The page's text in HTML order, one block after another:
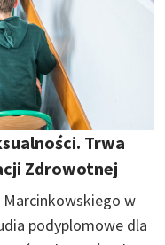
Trwa
Zdrowotnej
w
podyplomowe dla